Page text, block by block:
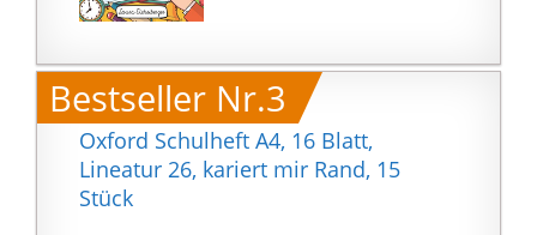
Bestseller Nr.3
Oxford Schulheft A4, 16 Blatt,
Lineatur 26, kariert mir Rand, 15
Stück